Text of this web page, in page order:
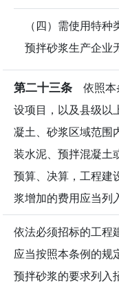
（四）需使用特
预拌砂浆生产企业
第二十三条 依照本
设项目，以及县级以
凝土、砂浆区域范围
装水泥、预拌混凝土
预算、决算，工程建
浆增加的费用应当列
依法必须招标的工程
应当按照本条例的规
预拌砂浆的要求列入